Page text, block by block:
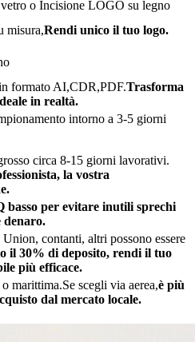
o Incisione LOGO su legno
misura,Rendi unico il tuo logo.
formato AI,CDR,PDF.Trasforma
in realtà.
intorno a 3-5 giorni
circa 8-15 giorni lavorativi.
la vostra
basso per evitare inutili sprechi
denaro.
contanti, altri possono essere
il 30% di deposito, rendi il tuo
più efficace.
marittima.Se scegli via aerea,è più
dal mercato locale.